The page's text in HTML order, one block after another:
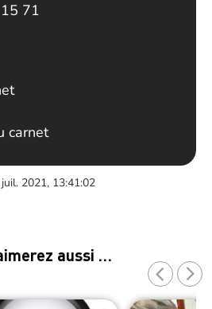
71
carnet
2021, 13:41:02
aussi …